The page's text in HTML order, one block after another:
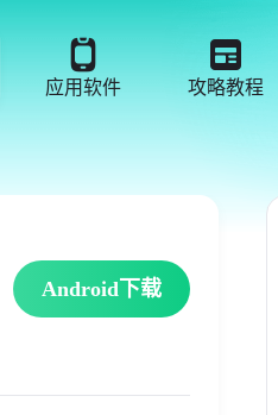
应用软件 攻略教程
Android下载